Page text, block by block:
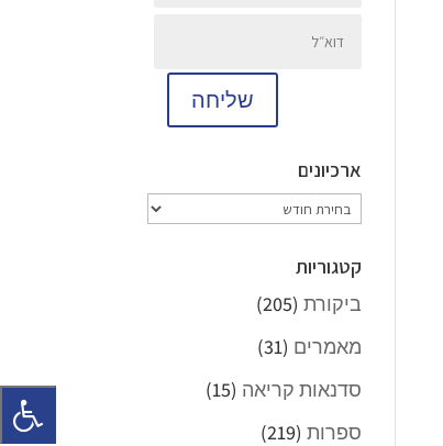
שליחה
ארכיונים
ארכיונים
קטגוריות
ביקורת (205)
מאמרים (31)
סדנאות קריאה (15)
ספרות (219)